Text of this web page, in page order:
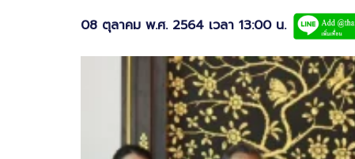
08 ตุลาคม พ.ศ. 2564 เวลา 13:00 น.